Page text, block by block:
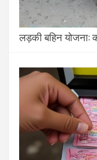
लड़की बहिन योजना: